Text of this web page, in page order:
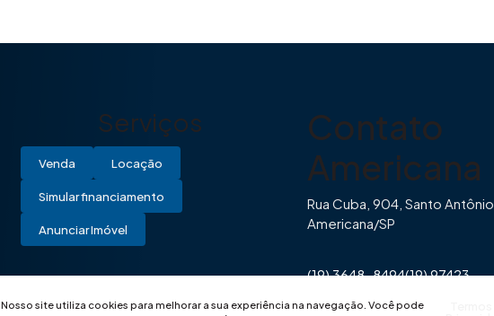
Nosso site utiliza cookies para melhorar a sua experiência na navegação. Você pode
Serviços
Venda Locação
Simular financiamento
Anunciar Imóvel
Contato
Americana
Rua Cuba, 904, Santo Antônio.
Americana/SP
(19) 3648-8494(19) 97423-